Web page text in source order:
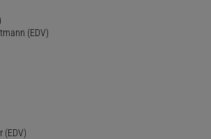
(EDV)
(EDV)